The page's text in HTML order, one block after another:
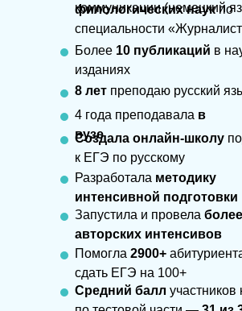
коммуникации (немецкий
филологических наукпо
специальности
Более 10 публикаций в
изданиях
8 лет преподаю русский
4 года преподавала в
вузе
Создала онлайн-школу
к ЕГЭ по русскому
Разработала методику
интенсивной подготовки
Запустила и провела
авторских интенсивов
Помогла 2900+
сдать ЕГЭ на 100+
Средний балл участников